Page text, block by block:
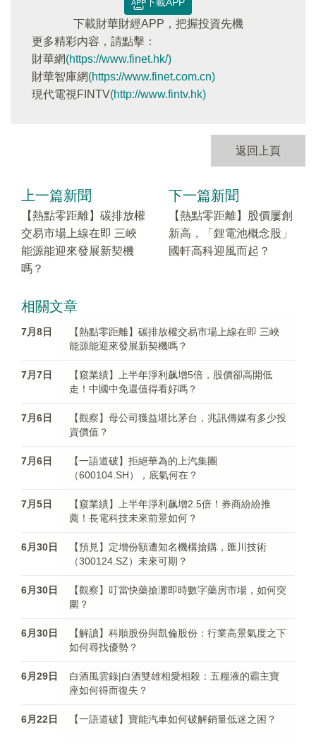
下載APP
下載財華財經APP，把握投資先機
更多精彩内容，請點擊：
財華網(https://www.finet.hk/)
財華智庫網(https://www.finet.com.cn)
現代電視FINTV(http://www.fintv.hk)
返回上頁
上一篇新聞
【熱點零距離】碳排放權
交易市場上線在即 三峽
能源能迎來發展新契機
嗎？
下一篇新聞
【熱點零距離】股價屢創
新高，「鋰電池概念股」
國軒高科迎風而起？
相關文章
7月8日
【熱點零距離】碳排放權交易市場上線在即 三峽
能源能迎來發展新契機嗎？
7月7日
【窺業績】上半年淨利飙增5倍，股價卻高開低
走！中國中免還值得看好嗎？
7月6日
【觀察】母公司獲益堪比茅台，兆訊傳媒有多少投
資價值？
7月6日
【一語道破】拒絕華為的上汽集團
（600104.SH），底氣何在？
7月5日
【窺業績】上半年淨利飙增2.5倍！券商紛紛推
薦！長電科技未來前景如何？
6月30日
【預見】定增份額遭知名機構搶購，匯川技術
（300124.SZ）未來可期？
6月30日
【觀察】叮當快藥搶灘即時數字藥房市場，如何突
圍？
6月30日
【解讀】科順股份與凱倫股份：行業高景氣度之下
如何尋找優勢？
6月29日
白酒風雲錄|白酒雙雄相愛相殺：五糧液的霸主寶
座如何得而復失？
6月22日 【一語道破】寶能汽車如何破解銷量低迷之困？